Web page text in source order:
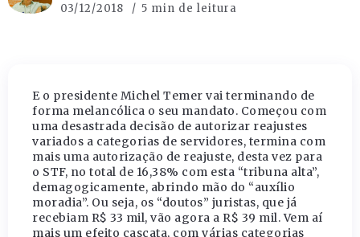
03/12/2018 5 min de leitura
E o presidente Michel Temer vai terminando de
forma melancólica o seu mandato. Começou com
uma desastrada decisão de autorizar reajustes
variados a categorias de servidores, termina com
mais uma autorização de reajuste, desta vez para
o STF, no total de 16,38% com esta “tribuna alta”,
demagogicamente, abrindo mão do “auxílio
moradia”. Ou seja, os “doutos” juristas, que já
recebiam R$ 33 mil, vão agora a R$ 39 mil. Vem aí
mais um efeito cascata, com várias categorias